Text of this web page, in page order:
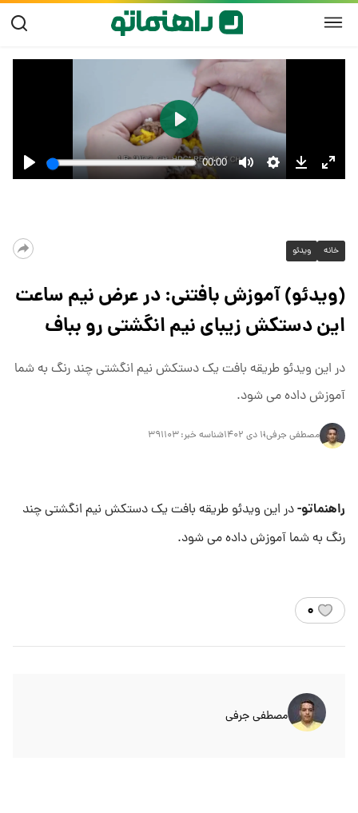
خانه ویدئو
(ویدئو) آموزش بافتنی: در عرض نیم ساعت
این دستکش زیبای نیم انگشتی رو بباف
در این ویدئو طریقه بافت یک دستکش نیم انگشتی چند رنگ به شما
آموزش داده می شود.
مصطفی جرفی۱۱ دی ۱۴۰۲ شناسه خبر:۳۹۱۱۰۳
راهنماتو-در این ویدئو طریقه بافت یک دستکش نیم انگشتی چند
رنگ به شما آموزش داده می شود.
۰
مصطفی جرفی